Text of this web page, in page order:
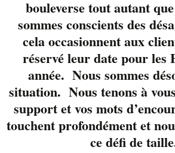
teinté de nuances mais
surtout un gars fort
sympathique.
Accompagné de son
acolyte guitariste
Stéphane Charland, il
nous offre un moment
musical parfait pour
terminer la journée
bouleverse tout autant
sommes conscients des
cela occasionnent aux
réservé leur date pour les
année. Nous sommes
situation. Nous tenons à
support et vos mots
touchent profondément et
ce défi de